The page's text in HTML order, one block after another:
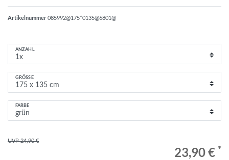
Artikelnummer085992@175*0135@6801@
ANZAHL
GRÖSSE
FARBE
UVP 24,90 €
23,90 € *